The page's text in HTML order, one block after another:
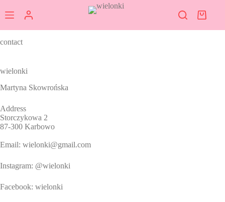
do
contact
wielonki
Martyna Skowrońska
Address
Storczykowa 2
87-300 Karbowo
Email: wielonki@gmail.com
Instagram: @wielonki
Facebook: wielonki